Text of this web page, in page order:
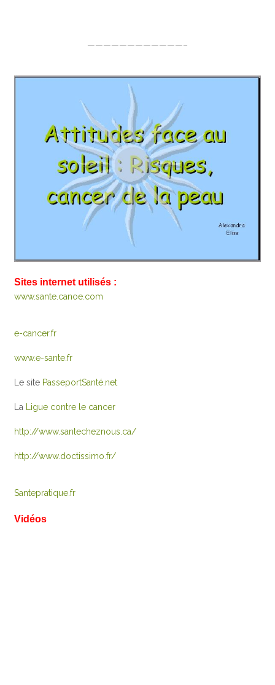
————————————–
Sites internet utilisés :
www.sante.canoe.com
e-cancer.fr
www.e-sante.fr
Le site PasseportSanté.net
La Ligue contre le cancer
http://www.santecheznous.ca/
http://www.doctissimo.fr/
Santepratique.fr
Vidéos